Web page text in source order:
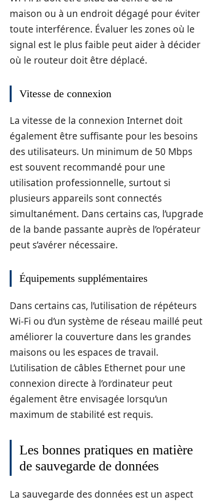
maison ou à un endroit dégagé pour éviter
toute interférence. Évaluer les zones où le
signal est le plus faible peut aider à décider
où le routeur doit être déplacé.
Vitesse de connexion
La vitesse de la connexion Internet doit
également être suffisante pour les besoins
des utilisateurs. Un minimum de 50 Mbps
est souvent recommandé pour une
utilisation professionnelle, surtout si
plusieurs appareils sont connectés
simultanément. Dans certains cas, l’upgrade
de la bande passante auprès de l’opérateur
peut s’avérer nécessaire.
Équipements supplémentaires
Dans certains cas, l’utilisation de répéteurs
Wi-Fi ou d’un système de réseau maillé peut
améliorer la couverture dans les grandes
maisons ou les espaces de travail.
L’utilisation de câbles Ethernet pour une
connexion directe à l’ordinateur peut
également être envisagée lorsqu’un
maximum de stabilité est requis.
Les bonnes pratiques en matière
de sauvegarde de données
La sauvegarde des données est un aspect